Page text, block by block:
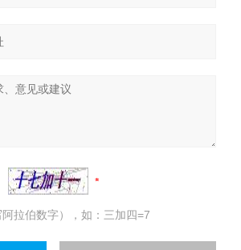
拉伯数字），如：三加四=7